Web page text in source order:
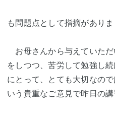
も問題点として指摘がありま
お母さんから与えていた
をしつつ、苦労して勉強し
にとって、とても大切なの
いう貴重なご意見で昨日の講